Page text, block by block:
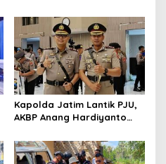
Kapolda Jatim Lantik PJU,
AKBP Anang Hardiyanto